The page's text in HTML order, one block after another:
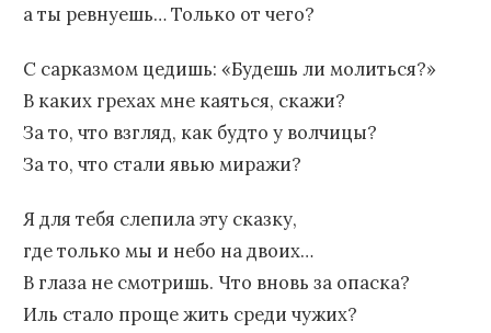
а ты ревнуешь… Только от чего?
С сарказмом цедишь: «Будешь ли молиться?»
В каких грехах мне каяться, скажи?
За то, что взгляд, как будто у волчицы?
За то, что стали явью миражи?
Я для тебя слепила эту сказку,
где только мы и небо на двоих…
В глаза не смотришь. Что вновь за опаска?
Иль стало проще жить среди чужих?